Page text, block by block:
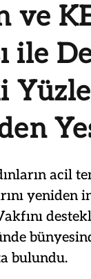
ve
ile
acil
yeniden
bulundu.